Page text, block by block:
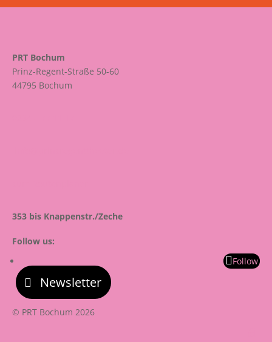
PRT Bochum
Prinz-Regent-Straße 50-60
44795 Bochum
353 bis Knappenstr./Zeche
Follow us:
Follow
Newsletter
© PRT Bochum 2026